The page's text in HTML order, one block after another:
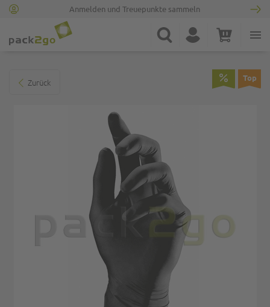
Anmelden und Treuepunkte sammeln
Suche Konto Warenkorb
Zurück Top